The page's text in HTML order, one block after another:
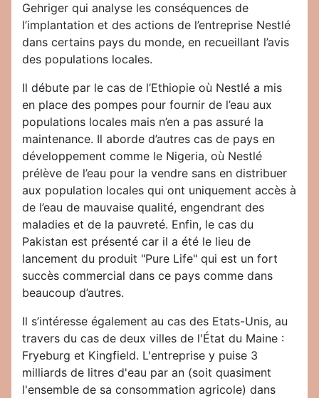
Gehriger qui analyse les conséquences de
l’implantation et des actions de l’entreprise Nestlé
dans certains pays du monde, en recueillant l’avis
des populations locales.
Il débute par le cas de l’Ethiopie où Nestlé a mis
en place des pompes pour fournir de l’eau aux
populations locales mais n’en a pas assuré la
maintenance. Il aborde d’autres cas de pays en
développement comme le Nigeria, où Nestlé
prélève de l’eau pour la vendre sans en distribuer
aux population locales qui ont uniquement accès à
de l’eau de mauvaise qualité, engendrant des
maladies et de la pauvreté. Enfin, le cas du
Pakistan est présenté car il a été le lieu de
lancement du produit "Pure Life" qui est un fort
succès commercial dans ce pays comme dans
beaucoup d’autres.
Il s’intéresse également au cas des Etats-Unis, au
travers du cas de deux villes de l'État du Maine :
Fryeburg et Kingfield. L'entreprise y puise 3
milliards de litres d'eau par an (soit quasiment
l'ensemble de sa consommation agricole) dans